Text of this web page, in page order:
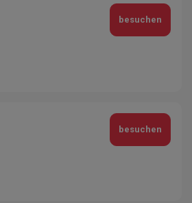
besuchen
besuchen